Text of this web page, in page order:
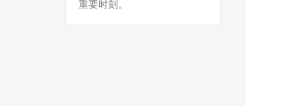
重要时刻。